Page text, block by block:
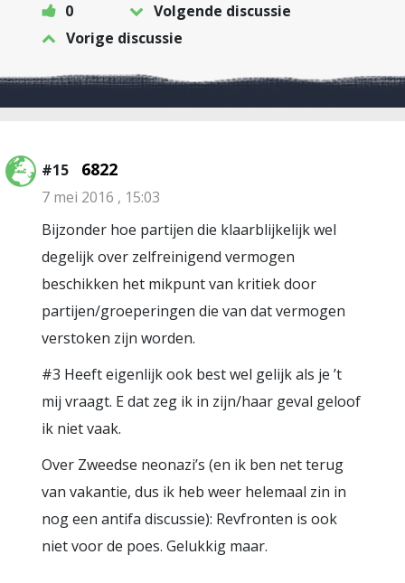
0
Volgende discussie
Vorige discussie
#15 6822
7 mei 2016 , 15:03
Bijzonder hoe partijen die klaarblijkelijk wel
degelijk over zelfreinigend vermogen
beschikken het mikpunt van kritiek door
partijen/groeperingen die van dat vermogen
verstoken zijn worden.
#3 Heeft eigenlijk ook best wel gelijk als je ’t
mij vraagt. E dat zeg ik in zijn/haar geval geloof
ik niet vaak.
Over Zweedse neonazi’s (en ik ben net terug
van vakantie, dus ik heb weer helemaal zin in
nog een antifa discussie): Revfronten is ook
niet voor de poes. Gelukkig maar.